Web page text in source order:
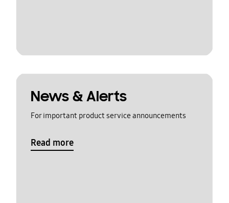
News & Alerts
For important product service announcements
Read more